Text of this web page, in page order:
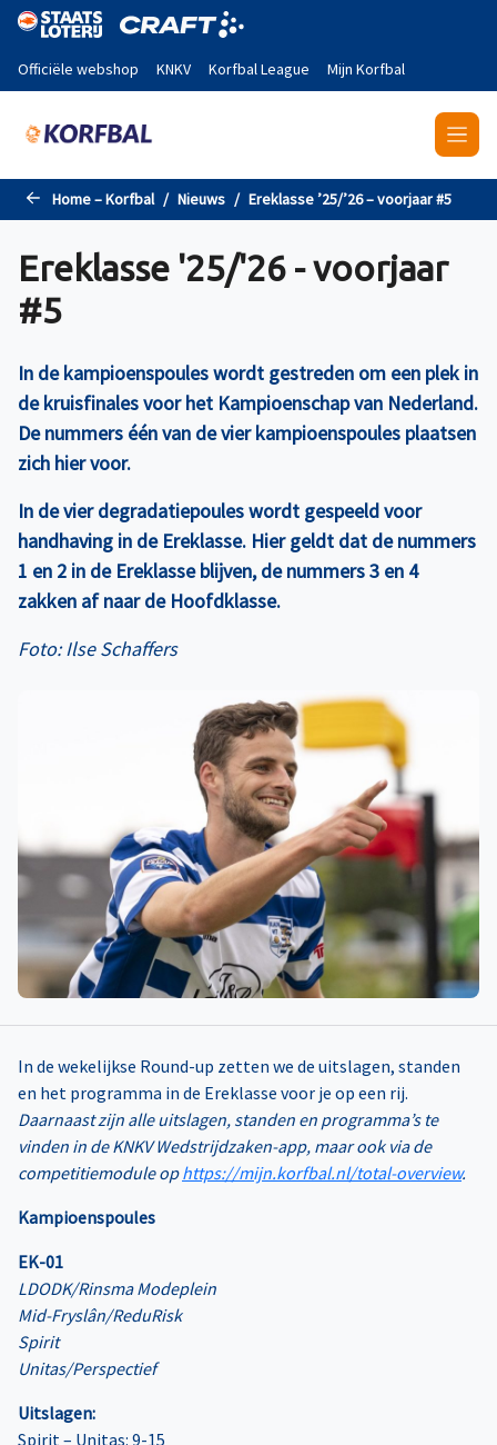
Naar de hoofdinhoud gaan
Officiële webshop KNKV Korfbal League Mijn Korfbal
Home – Korfbal Nieuws Ereklasse ’25/’26 – voorjaar #5
Ereklasse '25/'26 - voorjaar
#5
In de kampioenspoules wordt gestreden om een plek in
de kruisfinales voor het Kampioenschap van Nederland.
De nummers één van de vier kampioenspoules plaatsen
zich hier voor.
In de vier degradatiepoules wordt gespeeld voor
handhaving in de Ereklasse. Hier geldt dat de nummers
1 en 2 in de Ereklasse blijven, de nummers 3 en 4
zakken af naar de Hoofdklasse.
Foto: Ilse Schaffers
In de wekelijkse Round-up zetten we de uitslagen, standen
en het programma in de Ereklasse voor je op een rij.
Daarnaast zijn alle uitslagen, standen en programma’s te
vinden in de KNKV Wedstrijdzaken-app, maar ook via de
competitiemodule ophttps://mijn.korfbal.nl/total-overview.
Kampioenspoules
EK-01
LDODK/Rinsma Modeplein
Mid-Fryslân/ReduRisk
Spirit
Unitas/Perspectief
Uitslagen:
Spirit – Unitas: 9-15